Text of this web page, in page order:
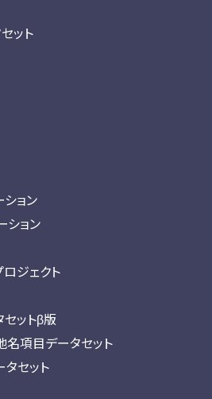
ット
ョン
ション
ジェクト
ットβ版
名項目データセット
セット